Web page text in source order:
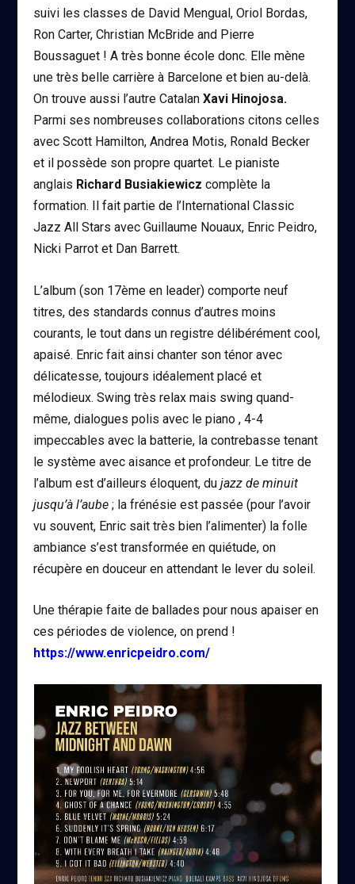
suivi les classes de David Mengual, Oriol Bordas,
Ron Carter, Christian McBride and Pierre
Boussaguet ! A très bonne école donc. Elle mène
une très belle carrière à Barcelone et bien au-delà.
On trouve aussi l’autre CatalanXavi Hinojosa.
Parmi ses nombreuses collaborations citons celles
avec Scott Hamilton, Andrea Motis, Ronald Becker
et il possède son propre quartet. Le pianiste
anglais Richard Busiakiewicz complète la
formation. Il fait partie de l’International Classic
Jazz All Stars avec Guillaume Nouaux, Enric Peidro,
Nicki Parrot et Dan Barrett.
L’album (son 17ème en leader) comporte neuf
titres, des standards connus d’autres moins
courants, le tout dans un registre délibérément cool,
apaisé. Enric fait ainsi chanter son ténor avec
délicatesse, toujours idéalement placé et
mélodieux. Swing très relax mais swing quand-
même, dialogues polis avec le piano , 4-4
impeccables avec la batterie, la contrebasse tenant
le système avec aisance et profondeur. Le titre de
l’album est d’ailleurs éloquent, du jazz de minuit
jusqu’à l’aube ; la frénésie est passée (pour l’avoir
vu souvent, Enric sait très bien l’alimenter) la folle
ambiance s’est transformée en quiétude, on
récupère en douceur en attendant le lever du soleil.
Une thérapie faite de ballades pour nous apaiser en
ces périodes de violence, on prend !
https://www.enricpeidro.com/